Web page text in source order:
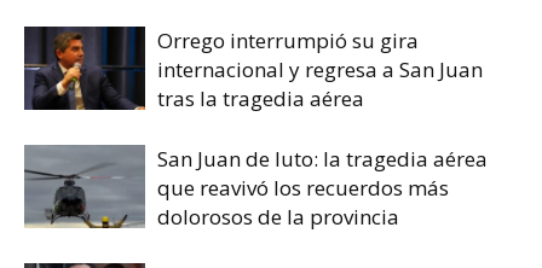
Orrego interrumpió su gira
internacional y regresa a San Juan
tras la tragedia aérea
San Juan de luto: la tragedia aérea
que reavivó los recuerdos más
dolorosos de la provincia